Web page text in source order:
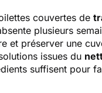
couvertes de
plusieurs
et préserver une
issues du
suffisent pour